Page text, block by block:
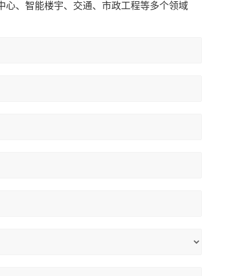
、智能楼宇、交通、市政工程等多个领域